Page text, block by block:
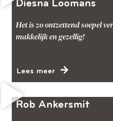
Diesna Loomans
Het is zo ontzettend soepel
makkelijk en gezellig!
Lees meer
Rob Ankersmit